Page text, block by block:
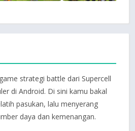
strategi battle dari Supercell
di Android. Di sini kamu bakal
pasukan, lalu menyerang
daya dan kemenangan.